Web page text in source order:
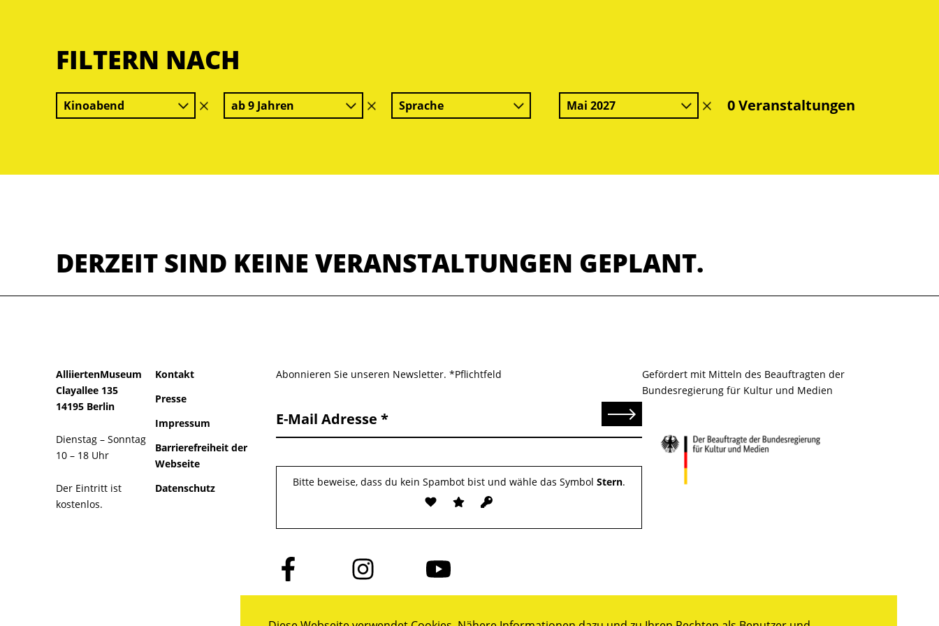
FILTERN NACH
Kinoabend
Filter
löschen
ab 9 Jahren
Filter
löschen
Sprache Mai 2027
Filter0 Veranstaltungen
DERZEIT SIND KEINE VERANSTALTUNGEN GEPLANT.
AlliiertenMuseum
Clayallee 135
14195 Berlin
Dienstag – Sonntag
10 – 18 Uhr
Der Eintritt ist
kostenlos.
Kontakt
Presse
Impressum
Barrierefreiheit der
Webseite
Datenschutz
Abonnieren Sie unseren Newsletter. *Pflichtfeld
E-Mail Adresse Senden
Bitte beweise, dass du kein Spambot bist und wähle das Symbol Stern.
Folge
uns
auf
Folge
uns
auf
Folge
uns
auf
Gefördert mit Mitteln des Beauftragten der
Bundesregierung für Kultur und Medien